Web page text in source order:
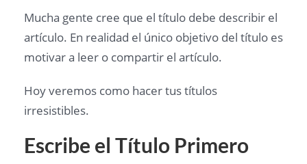
Mucha gente cree que el título debe describir el
artículo. En realidad el único objetivo del título es
motivar a leer o compartir el artículo.
Hoy veremos como hacer tus títulos
irresistibles.
Escribe el Título Primero